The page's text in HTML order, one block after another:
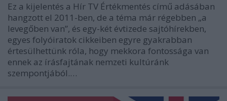
Ez a kijelentés a Hír TV Értékmentés című adásában
hangzott el 2011-ben, de a téma már régebben „a
levegőben van”, és egy-két évtizede sajtóhírekben,
egyes folyóiratok cikkeiben egyre gyakrabban
értesülhettünk róla, hogy mekkora fontossága van
ennek az írásfajtának nemzeti kultúránk
szempontjából.…